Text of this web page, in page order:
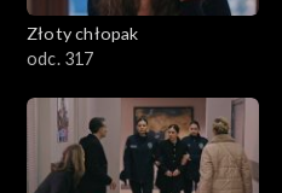
Złoty chłopak
odc. 317